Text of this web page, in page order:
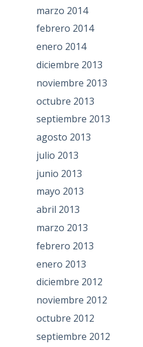
marzo 2014
febrero 2014
enero 2014
diciembre 2013
noviembre 2013
octubre 2013
septiembre 2013
agosto 2013
julio 2013
junio 2013
mayo 2013
abril 2013
marzo 2013
febrero 2013
enero 2013
diciembre 2012
noviembre 2012
octubre 2012
septiembre 2012